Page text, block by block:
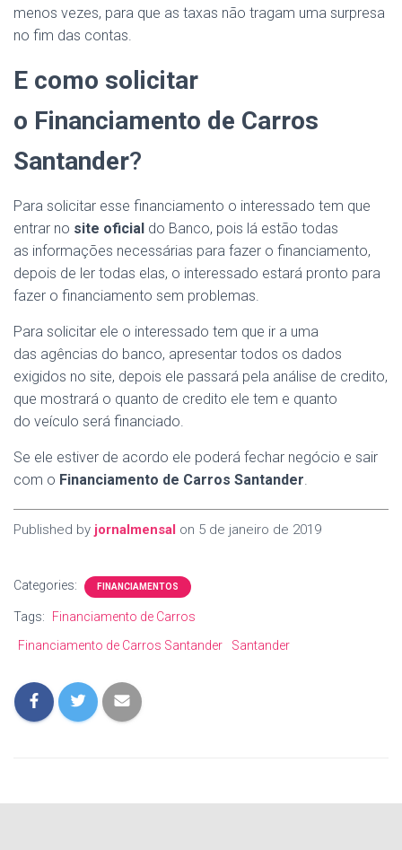
menos vezes, para que as taxas não tragam uma surpresa
no fim das contas.
E como solicitar
o Financiamento de Carros
Santander?
Para solicitar esse financiamento o interessado tem que
entrar no site oficial do Banco, pois lá estão todas
as informações necessárias para fazer o financiamento,
depois de ler todas elas, o interessado estará pronto para
fazer o financiamento sem problemas.
Para solicitar ele o interessado tem que ir a uma
das agências do banco, apresentar todos os dados
exigidos no site, depois ele passará pela análise de credito,
que mostrará o quanto de credito ele tem e quanto
do veículo será financiado.
Se ele estiver de acordo ele poderá fechar negócio e sair
com o Financiamento de Carros Santander.
Published by jornalmensal on 5 de janeiro de 2019
Categories: FINANCIAMENTOS
Tags:
Financiamento de Carros
Financiamento de Carros Santander
Santander